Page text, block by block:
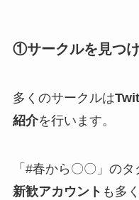
①サークルを見つ
多くのサークルは
紹介を行います。
「#春から〇〇」のタ
新歓アカウント も多